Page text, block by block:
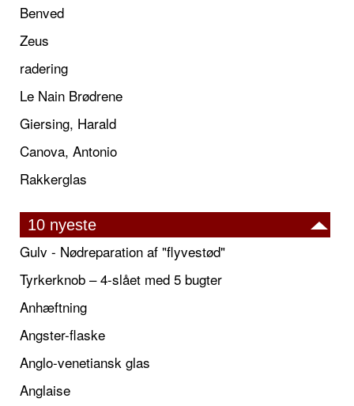
Benved
Zeus
radering
Le Nain Brødrene
Giersing, Harald
Canova, Antonio
Rakkerglas
10 nyeste
Gulv - Nødreparation af "flyvestød"
Tyrkerknob – 4-slået med 5 bugter
Anhæftning
Angster-flaske
Anglo-venetiansk glas
Anglaise